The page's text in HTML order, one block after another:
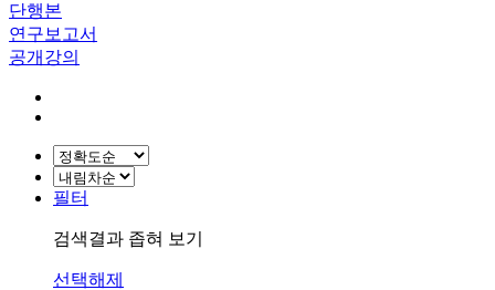
단행본
연구보고서
공개강의
필터
검색결과 좁혀 보기
선택해제